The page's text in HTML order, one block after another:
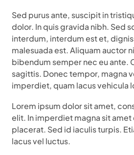
Sed purus ante, suscipit in
dolor. In quis gravida nibh. Sed
interdum, interdum est et,
malesuada est. Aliquam auctor
bibendum semper nec eu ante.
sagittis. Donec tempor, magna
imperdiet, quam lacus vehicula
Lorem ipsum dolor sit amet,
elit. In imperdiet magna sit
placerat. Sed id iaculis turpis.
lacus vel luctus.